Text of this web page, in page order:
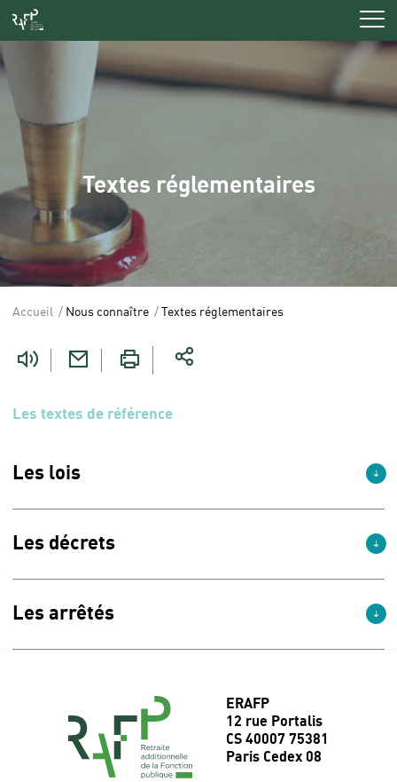
Textes réglementaires
Vous
êtes
ici
Accueil Nous connaître Textes réglementaires
Les textes de référence
Les lois
Les décrets
Les arrêtés
ERAFP
12 rue Portalis
CS 40007 75381
Paris Cedex 08